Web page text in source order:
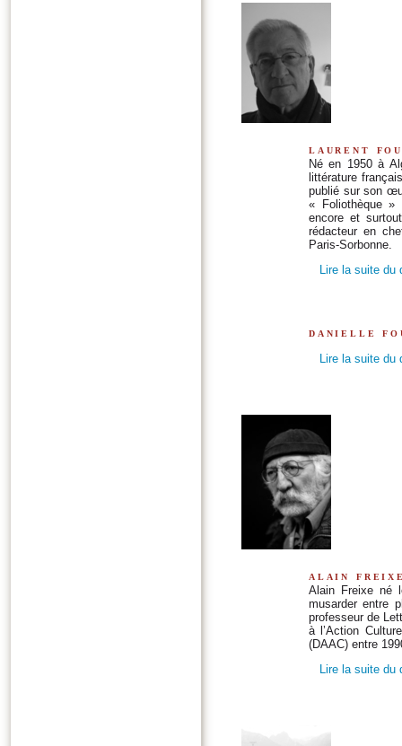
laurent
Né en 1950 à
littérature
publié sur son
« Foliothèque »
encore et
rédacteur en
Paris-Sorbonne.
Lire la suite du
danielle
Lire la suite du
alain
Alain Freixe né
musarder entre
professeur de
à l’Action
(DAAC) entre
Lire la suite du